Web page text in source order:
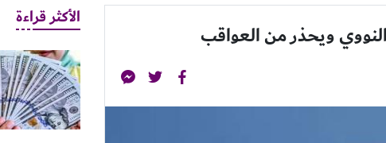
ويحذر من العواقب
الأكثر قراءة